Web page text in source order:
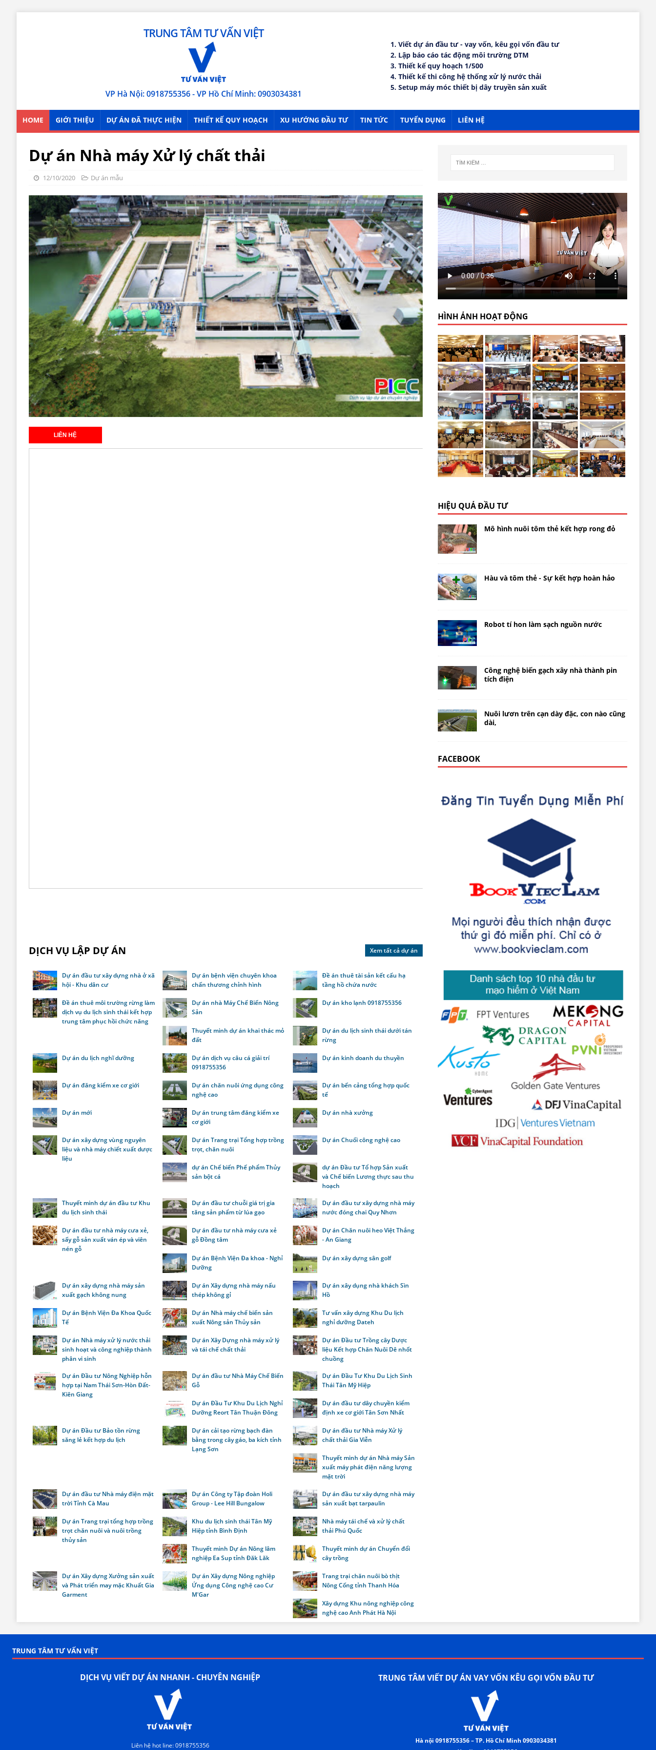
TRUNG TÂM TƯ VẤN VIỆT
VP Hà Nội: 0918755356 - VP Hồ Chí Minh: 0903034381
1. Viết dự án đầu tư - vay vốn, kêu gọi vốn đầu tư
2. Lập báo cáo tác động môi trường DTM
3. Thiết kế quy hoạch 1/500
4. Thiết kế thi công hệ thống xử lý nước thải
5. Setup máy móc thiết bị dây truyền sản xuất
HOME GIỚI THIỆU DỰ ÁN ĐÃ THỰC HIỆN THIẾT KẾ QUY HOẠCH XU HƯỚNG ĐẦU TƯ TIN TỨC TUYỂN DỤNG LIÊN HỆ
Dự án Nhà máy Xử lý chất thải
12/10/2020 Dự án mẫu
DỊCH VỤ LẬP DỰ ÁN Xem tất cả dự án
Dự án đầu tư xây dựng nhà ở xã
hội - Khu dân cư
Dự án bệnh viện chuyên khoa
chấn thương chỉnh hình
Đề án thuê tài sản kết cấu hạ
tầng hồ chứa nước
Đề án thuê môi trường rừng làm
dịch vụ du lịch sinh thái kết hợp
trung tâm phục hồi chức năng
Dự án nhà Máy Chế Biến Nông
Sản
Dự án kho lạnh 0918755356
Thuyết minh dự án khai thác mỏ
đất
Dự án du lịch sinh thái dưới tán
rừng
Dự án du lịch nghĩ dưỡng
Dự án dịch vụ câu cá giải trí
0918755356
Dự án kinh doanh du thuyền
Dự án đăng kiểm xe cơ giới
Dự án chăn nuôi ứng dụng công
nghệ cao
Dự án bến cảng tổng hợp quốc
tế
Dự án mới
Dự án trung tâm đăng kiểm xe
cơ giới
Dự án nhà xưởng
Dự án xây dựng vùng nguyên
liệu và nhà máy chiết xuất dược
liệu
Dự án Trang trại Tổng hợp trồng
trọt, chăn nuôi
Dự án Chuối công nghệ cao
dự án Chế biến Phế phẩm Thủy
sản bột cá
dự án Đầu tư Tổ hợp Sản xuất
và Chế biến Lương thực sau thu
hoạch
Thuyết minh dự án đầu tư Khu
du lịch sinh thái
Dự án đầu tư chuỗi giá trị gia
tăng sản phẩm từ lúa gạo
Dự án đầu tư xây dựng nhà máy
nước đóng chai Quy Nhơn
Dự án đầu tư nhà máy cưa xẻ,
sấy gỗ sản xuất ván ép và viên
nén gỗ
Dự án đầu tư nhà máy cưa xẻ
gỗ Đồng tâm
Dự án Chăn nuôi heo Việt Thắng
- An Giang
Dự án Bệnh Viện Đa khoa - Nghỉ
Dưỡng
Dự án xây dựng sân golf
Dự án xây dựng nhà máy sản
xuất gạch không nung
Dự án Xây dựng nhà máy nấu
thép không gỉ
Dự án xây dụng nhà khách Sìn
Hồ
Dự án Bệnh Viện Đa Khoa Quốc
Tế
Dự án Nhà máy chế biến sản
xuất Nông sản Thủy sản
Tư vấn xây dựng Khu Du lịch
nghỉ dưỡng Dateh
Dự án Nhà máy xử lý nước thải
sinh hoạt và công nghiệp thành
phân vi sinh
Dự án Xây Dựng nhà máy xử lý
và tái chế chất thải
Dự án Đầu tư Trồng cây Dược
liệu Kết hợp Chăn Nuôi Dê nhốt
chuồng
Dự án Đầu tư Nông Nghiệp hỗn
hợp tại Nam Thái Sơn-Hòn Đất-
Kiên Giang
Dự án đầu tư Nhà Máy Chế Biến
Gỗ
Dự án Đầu Tư Khu Du Lịch Sinh
Thái Tân Mỹ Hiệp
Dự án Đầu Tư Khu Du Lịch Nghỉ
Dưỡng Reort Tân Thuận Đông
Dự án đầu tư dây chuyền kiểm
định xe cơ giới Tân Sơn Nhất
Dự án Đầu tư Bảo tồn rừng
săng lẻ kết hợp du lịch
Dự án cải tạo rừng bạch đàn
bằng trong cây gáo, ba kích tỉnh
Lạng Sơn
Dự án đầu tư Nhà máy Xử lý
chất thải Gia Viễn
Thuyết minh dự án Nhà máy Sản
xuất máy phát điện năng lượng
mặt trời
Dự án đầu tư Nhà máy điện mặt
trời Tỉnh Cà Mau
Dự án Công ty Tập đoàn Holi
Group - Lee Hill Bungalow
Dự án đầu tư xây dựng nhà máy
sản xuất bạt tarpaulin
Dự án Trang trại tổng hợp trồng
trọt chăn nuôi và nuôi trồng
thủy sản
Khu du lịch sinh thái Tân Mỹ
Hiệp tỉnh Bình Định
Nhà máy tái chế và xử lý chất
thải Phú Quốc
Thuyết minh Dự án Nông lâm
nghiệp Ea Sup tỉnh Đăk Lăk
Thuyết minh dự án Chuyển đổi
cây trồng
Dự án Xây dựng Xưởng sản xuất
và Phát triển may mặc Khuất Gia
Garment
Dự án Xây dựng Nông nghiệp
Ứng dụng Công nghệ cao Cư
M'Gar
Trang trại chăn nuôi bò thịt
Nông Cống tỉnh Thanh Hóa
Xây dựng Khu nông nghiệp công
nghệ cao Anh Phát Hà Nội
HÌNH ẢNH HOẠT ĐỘNG
HIỆU QUẢ ĐẦU TƯ
Mô hình nuôi tôm thẻ kết hợp rong đỏ
Hàu và tôm thẻ - Sự kết hợp hoàn hảo
Robot tí hon làm sạch nguồn nước
Công nghệ biến gạch xây nhà thành pin
tích điện
Nuôi lươn trên cạn dày đặc, con nào cũng
dài,
FACEBOOK
TRUNG TÂM TƯ VẤN VIỆT
DỊCH VỤ VIẾT DỰ ÁN NHANH - CHUYÊN NGHIỆP
Liên hệ hot line: 0918755356
TRUNG TÂM VIẾT DỰ ÁN VAY VỐN KÊU GỌI VỐN ĐẦU TƯ
Hà nội 0918755356 – TP. Hồ Chí Minh 0903034381